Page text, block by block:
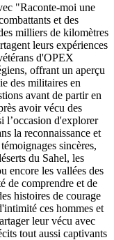
"Raconte-moi une
et des
milliers de kilomètres
leurs expériences
d'OPEX
offrant un aperçu
des militaires en
avant de partir en
avoir vécu des
l’occasion d'explorer
la reconnaissance et
sincères,
du Sahel, les
encore les vallées des
de comprendre et de
histoires de courage
ces hommes et
leur vécu avec
tout aussi captivants